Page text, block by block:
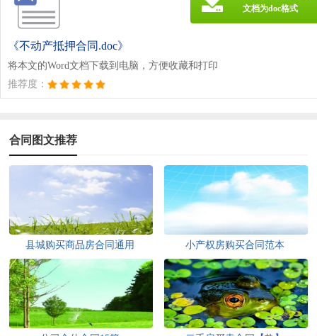
《不动产抵押合同.doc》
将本文的Word文档下载到电脑，方便收藏和打印
推荐度：
文档为doc格式
合同图文推荐
县城购买商品房合同通用 小产权房购买合同范本